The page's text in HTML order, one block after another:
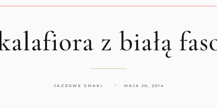
z białą
JAZZOWE SMAKI MAJA 20, 2014